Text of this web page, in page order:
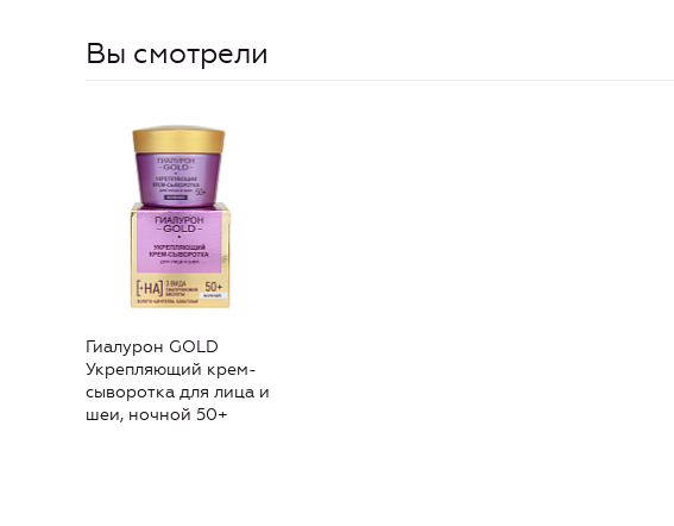
Вы смотрели
Гиалурон GOLD
Укрепляющий крем-
сыворотка для лица и
шеи, ночной 50+